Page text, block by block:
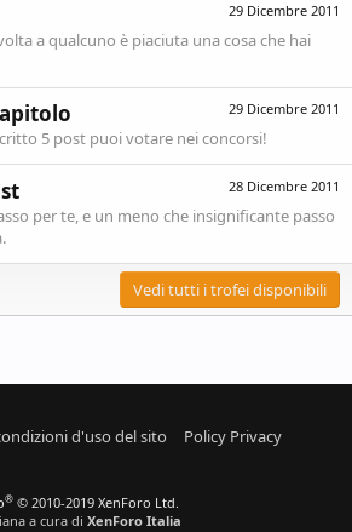
29 Dicembre 2011
a qualcuno è piaciuta una cosa che hai
29 Dicembre 2011
5 post puoi votare nei concorsi!
28 Dicembre 2011
per te, e un meno che insignificante passo
Vedi tutti i trofei disponibili
d'uso del sito
Policy Privacy
® © 2010-2019 XenForo Ltd.
a cura di XenForo Italia